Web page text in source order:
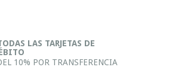
LAS TARJETAS DE
10% POR TRANSFERENCIA